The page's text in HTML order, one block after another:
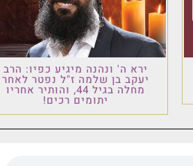
ירא ה' ונהנה מיגיע כפיו: הרב
יעקב בן שלמה ז"ל נפטר לאחר
מחלה בגיל 44, והותיר אחריו
יתומים רכים!